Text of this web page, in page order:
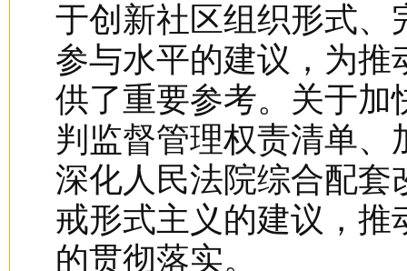
于创新社区组织形式、
参与水平的建议，为
供了重要参考。关于加
判监督管理权责清单
深化人民法院综合配套
戒形式主义的建议，
的贯彻落实。